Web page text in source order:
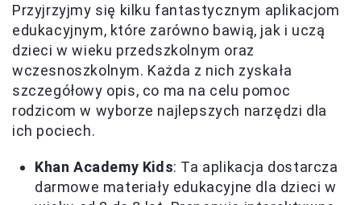
Przyjrzyjmy się kilku fantastycznym aplikacjom
edukacyjnym, które zarówno bawią, jak i uczą
dzieci w wieku przedszkolnym oraz
wczesnoszkolnym. Każda z nich zyskała
szczegółowy opis, co ma na celu pomoc
rodzicom w wyborze najlepszych narzędzi dla
ich pociech.
Khan Academy Kids: Ta aplikacja dostarcza
darmowe materiały edukacyjne dla dzieci w